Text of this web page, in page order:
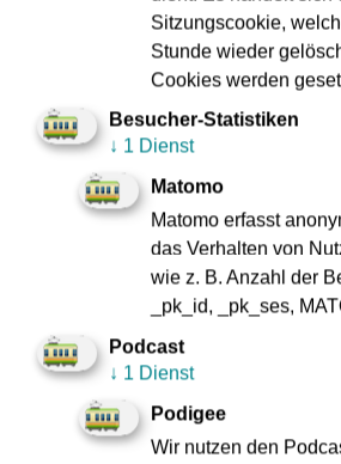
Geplant sind die Erneuerung des
Kurt-Schuhmacher-Straße/Vilbeler
des Hochgleises stadteinwärts am
und die Reparatur einer Weiche an
Landstraße/Rohrbachstraße.
Durchführung dieser Arbeiten sind
Wetterbedingungen.
RMV-Fahrplanauskunft ist
Die Verkehrsgesellschaft Frankfurt
darum, etwas mehr Reisezeit
Sitzungscookie,
Stunde wieder
Cookies werden
Besucher-Statistiken
↓ 1 Dienst
Matomo
Matomo erfasst
das Verhalten von
wie z. B. Anzahl der
_pk_id, _pk_ses,
Podcast
↓ 1 Dienst
Podigee
Wir nutzen den